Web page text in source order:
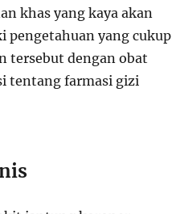
khas yang kaya akan
pengetahuan yang cukup
tersebut dengan obat
tentang farmasi gizi